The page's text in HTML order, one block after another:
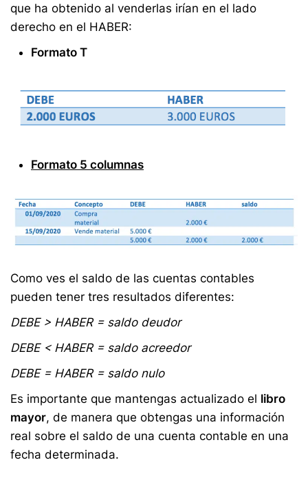
que ha obtenido al venderlas irían en el lado
derecho en el HABER:
Formato T
Formato 5 columnas
Como ves el saldo de las cuentas contables
pueden tener tres resultados diferentes:
DEBE > HABER = saldo deudor
DEBE < HABER = saldo acreedor
DEBE = HABER = saldo nulo
Es importante que mantengas actualizado el libro
mayor, de manera que obtengas una información
real sobre el saldo de una cuenta contable en una
fecha determinada.